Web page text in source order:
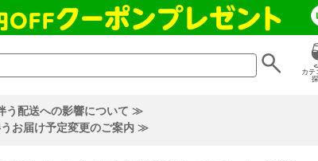
カテ
う配送への影響について ≫
お届け予定変更のご案内 ≫